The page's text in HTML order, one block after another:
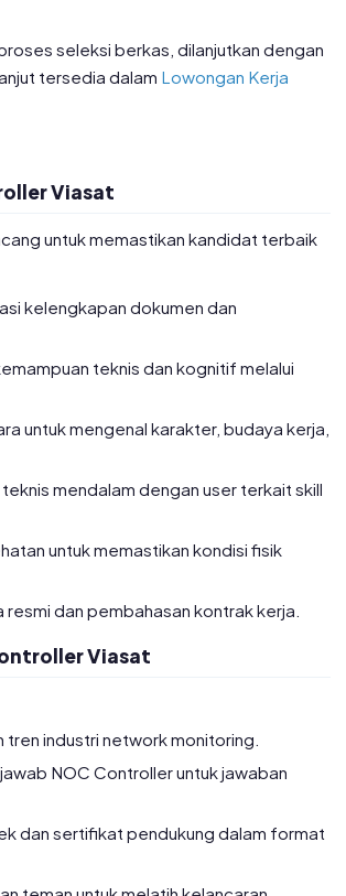
seleksi berkas, dilanjutkan dengan
tersedia dalam Lowongan Kerja
Viasat
untuk memastikan kandidat terbaik
kelengkapan dokumen dan
teknis dan kognitif melalui
untuk mengenal karakter, budaya kerja,
teknis mendalam dengan user terkait skill
untuk memastikan kondisi fisik
resmi dan pembahasan kontrak kerja.
Viasat
tren industri network monitoring.
NOC Controller untuk jawaban
dan sertifikat pendukung dalam format